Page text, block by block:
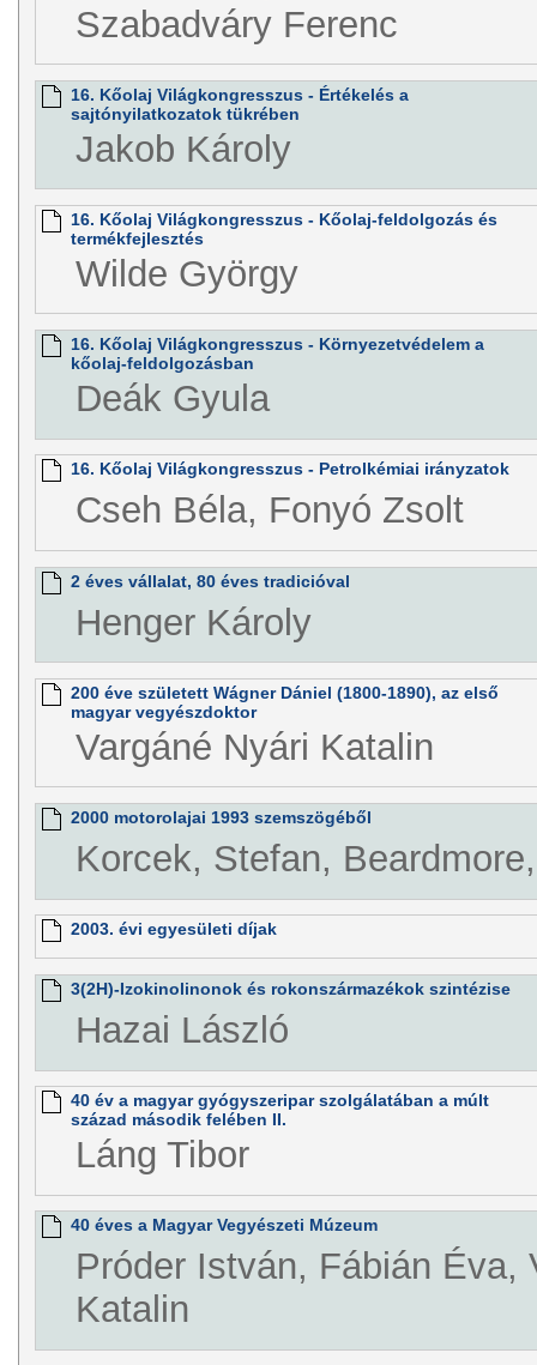
Szabadváry Ferenc
16. Kőolaj Világkongresszus - Értékelés a
sajtónyilatkozatok tükrében
Jakob Károly
16. Kőolaj Világkongresszus - Kőolaj-feldolgozás és
termékfejlesztés
Wilde György
16. Kőolaj Világkongresszus - Környezetvédelem a
kőolaj-feldolgozásban
Deák Gyula
16. Kőolaj Világkongresszus - Petrolkémiai irányzatok
Cseh Béla, Fonyó Zsolt
2 éves vállalat, 80 éves tradicióval
Henger Károly
200 éve született Wágner Dániel (1800-1890), az első
magyar vegyészdoktor
Vargáné Nyári Katalin
2000 motorolajai 1993 szemszögéből
Korcek, Stefan,
2003. évi egyesületi díjak
3(2H)-Izokinolinonok és rokonszármazékok szintézise
Hazai László
40 év a magyar gyógyszeripar szolgálatában a múlt
század második felében II.
Láng Tibor
40 éves a Magyar Vegyészeti Múzeum
Próder István, Fábián Éva,
Katalin